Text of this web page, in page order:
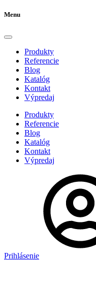
Menu
Produkty
Referencie
Blog
Katalóg
Kontakt
Výpredaj
Produkty
Referencie
Blog
Katalóg
Kontakt
Výpredaj
Prihlásenie